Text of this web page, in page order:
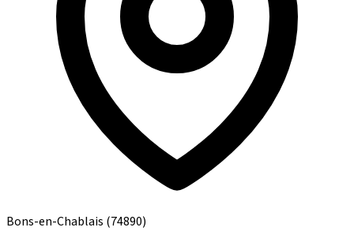
Bons-en-Chablais (74890)